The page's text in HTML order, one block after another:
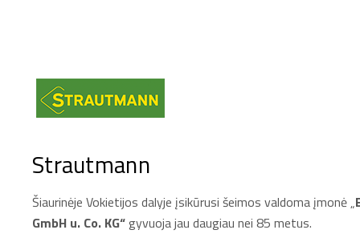
Strautmann
Šiaurinėje Vokietijos dalyje įsikūrusi šeimos valdoma įmonė „
GmbH u. Co. KG“gyvuoja jau daugiau nei 85 metus.